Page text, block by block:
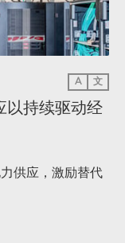
A 文
以持续驱动经
供应，激励替代